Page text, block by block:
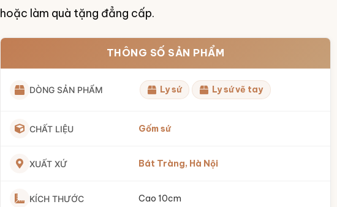
hoặc làm quà tặng đẳng cấp.
THÔNG SỐ SẢN PHẨM
DÒNG SẢN PHẨM Ly sứ Ly sứ vẽ tay
CHẤT LIỆU Gốm sứ
XUẤT XỨ Bát Tràng, Hà Nội
KÍCH THƯỚC Cao 10cm